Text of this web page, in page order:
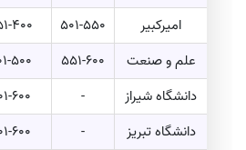
امیرکبیر
501-550
400
علم و صنعت
551-600
500
دانشگاه شیراز
-
600
دانشگاه تبریز
-
600